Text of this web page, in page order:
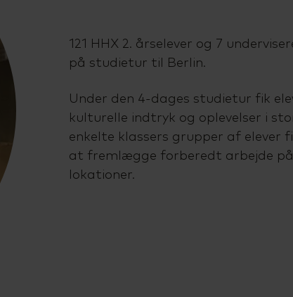
121 HHX 2. årselever og 7
på studietur til Berlin.
Under den 4-dages studietur fik
kulturelle indtryk og oplevelser i
enkelte klassers grupper af elever
at fremlægge forberedt arbejde
lokationer.